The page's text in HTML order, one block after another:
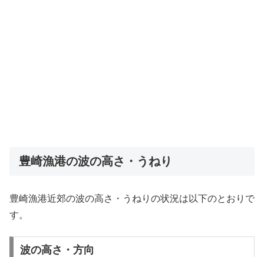
豊崎漁港の波の高さ・うねり
豊崎漁港近郊の波の高さ・うねりの状況は以下のとおりで
す。
波の高さ・方向